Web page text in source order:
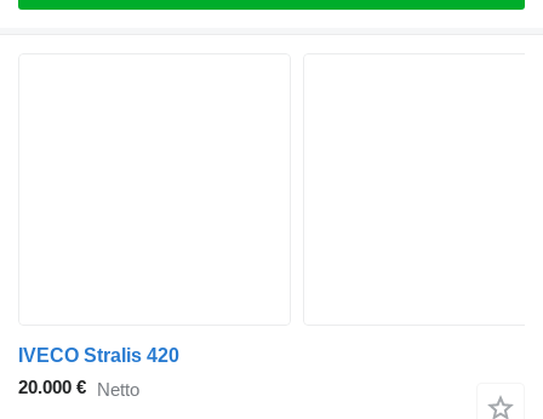
IVECO Stralis 420
20.000 € Netto